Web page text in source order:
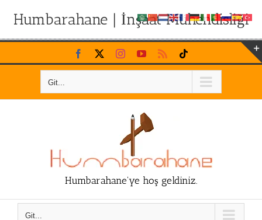
Humbarahane | İnşaat Mühendisliği
Skip
to
Facebook InstagramYouTubeRss
Git...
Humbarahane'ye hoş geldiniz.
Git...